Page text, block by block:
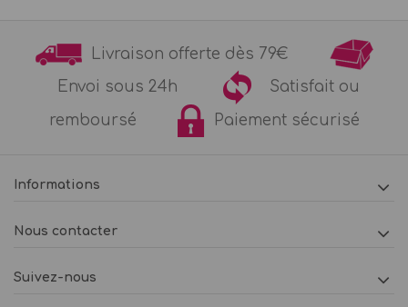
Livraison offerte dès 79€
Envoi sous 24h
Satisfait ou
remboursé
Paiement sécurisé
Informations
Nous contacter
Suivez-nous